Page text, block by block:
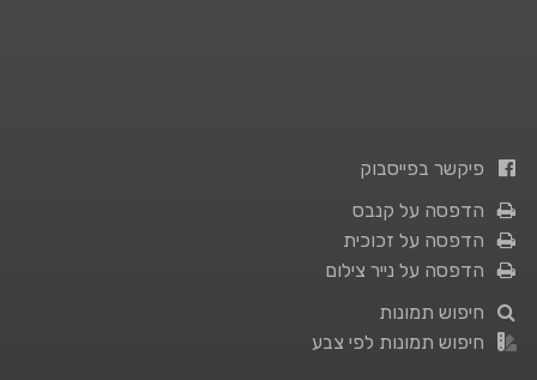
פיקשר בפייסבוק
הדפסה על קנבס
הדפסה על זכוכית
הדפסה על נייר צילום
חיפוש תמונות
חיפוש תמונות לפי צבע